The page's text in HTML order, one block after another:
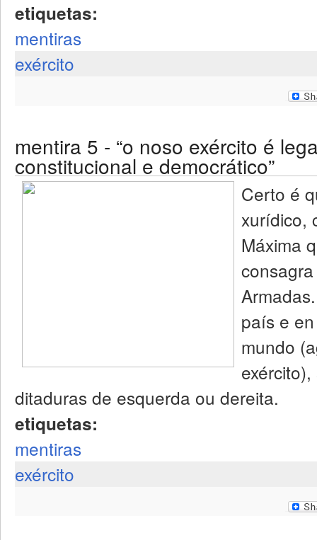
etiquetas:
mentiras
exército
mentira 5 - “o noso exército é
constitucional e democrático”
Certo é
xurídico,
Máxima
país e
mundo
ditaduras de esquerda ou dereita.
etiquetas:
mentiras
exército